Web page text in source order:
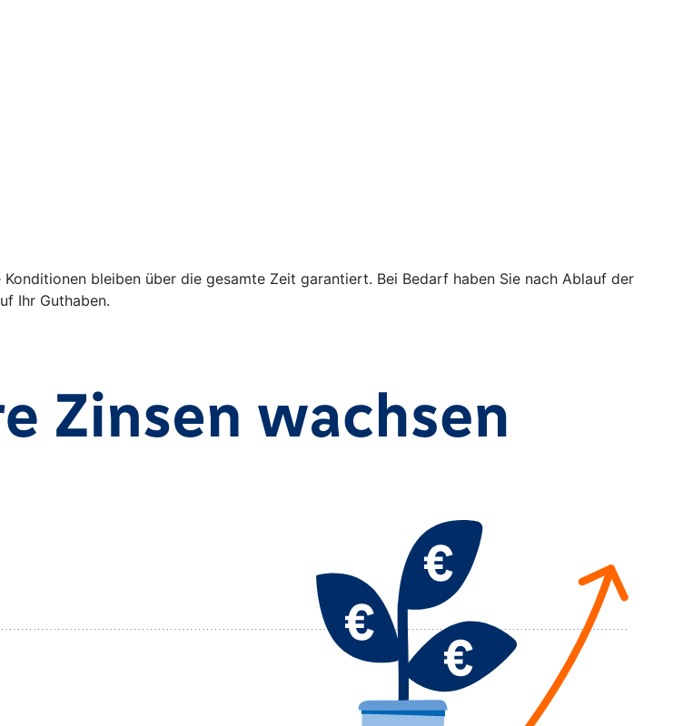
bleiben über die gesamte Zeit garantiert. Bei Bedarf haben Sie nach Ablauf der
Ihr Guthaben.